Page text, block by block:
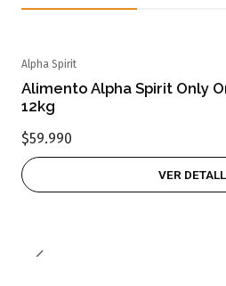
Alpha Spirit
Alimento Alpha Spirit Only
12kg
$59.990
VER